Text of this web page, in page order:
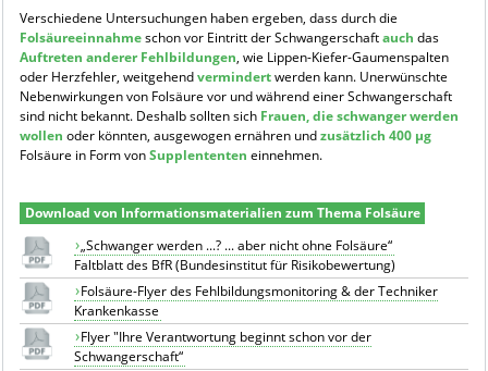
Verschiedene Untersuchungen haben ergeben, dass durch die
Folsäureeinnahmeschon vor Eintritt der Schwangerschaftauch das
Auftreten anderer Fehlbildungen, wie Lippen-Kiefer-Gaumenspalten
oder Herzfehler, weitgehendvermindertwerden kann. Unerwünschte
Nebenwirkungen von Folsäure vor und während einer Schwangerschaft
sind nicht bekannt. Deshalb sollten sich Frauen, die schwanger werden
wollen oder könnten, ausgewogen ernähren undzusätzlich 400 µg
Folsäure in Form vonSupplententen einnehmen.
Download von Informationsmaterialien zum Thema Folsäure
„Schwanger werden ...? ... aber nicht ohne Folsäure“
Faltblatt des BfR (Bundesinstitut für Risikobewertung)
Folsäure-Flyer des Fehlbildungsmonitoring & der Techniker
Krankenkasse
Flyer "Ihre Verantwortung beginnt schon vor der
Schwangerschaft“